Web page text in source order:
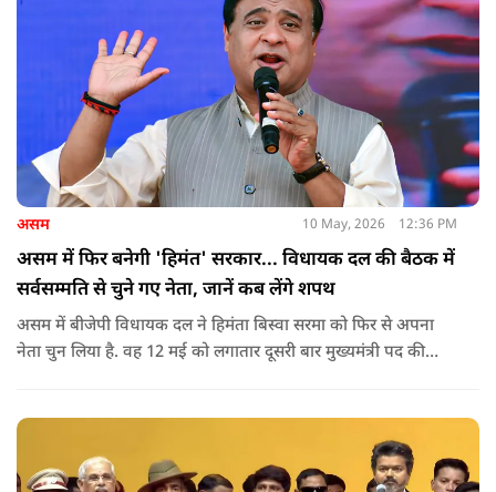
असम 10 May, 2026 12:36 PM
असम में फिर बनेगी 'हिमंत' सरकार... विधायक दल की बैठक में
सर्वसम्मति से चुने गए नेता, जानें कब लेंगे शपथ
असम में बीजेपी विधायक दल ने हिमंता बिस्वा सरमा को फिर से अपना
नेता चुन लिया है. वह 12 मई को लगातार दूसरी बार मुख्यमंत्री पद की